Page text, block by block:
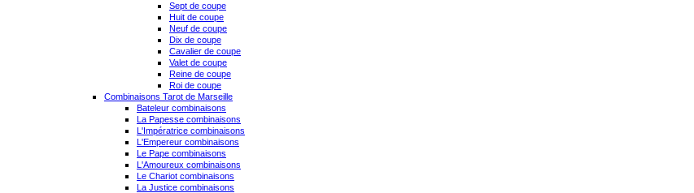
Sept de coupe
Huit de coupe
Neuf de coupe
Dix de coupe
Cavalier de coupe
Valet de coupe
Reine de coupe
Roi de coupe
Combinaisons Tarot de Marseille
Bateleur combinaisons
La Papesse combinaisons
L'Impératrice combinaisons
L'Empereur combinaisons
Le Pape combinaisons
L'Amoureux combinaisons
Le Chariot combinaisons
La Justice combinaisons